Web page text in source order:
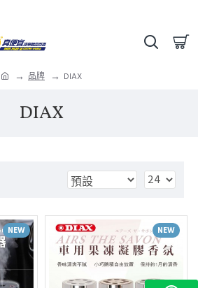
品牌 DIAX
DIAX
NEW NEW